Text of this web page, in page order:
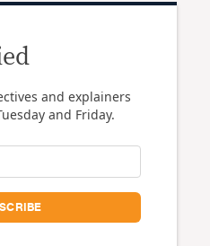
and explainers
and Friday.